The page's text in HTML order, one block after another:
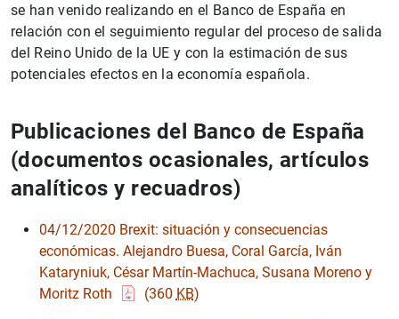
se han venido realizando en el Banco de España en
relación con el seguimiento regular del proceso de salida
del Reino Unido de la UE y con la estimación de sus
potenciales efectos en la economía española.
Publicaciones del Banco de España
(documentos ocasionales, artículos
analíticos y recuadros)
04/12/2020 Brexit: situación y consecuencias
económicas. Alejandro Buesa, Coral García, Iván
Kataryniuk, César Martín-Machuca, Susana Moreno y
Moritz Roth
(360 KB)